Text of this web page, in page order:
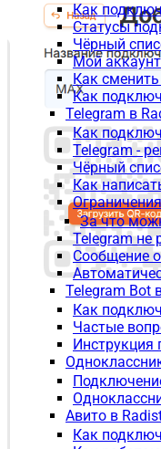
Как
Статусы
Чёрный
Мой
Как
Как
Telegram в
Как
Telegram -
Чёрный
Как
За что
Telegram не
Сообщение
Telegram Bot
Как
Частые
Инструкция
Авито в
Как